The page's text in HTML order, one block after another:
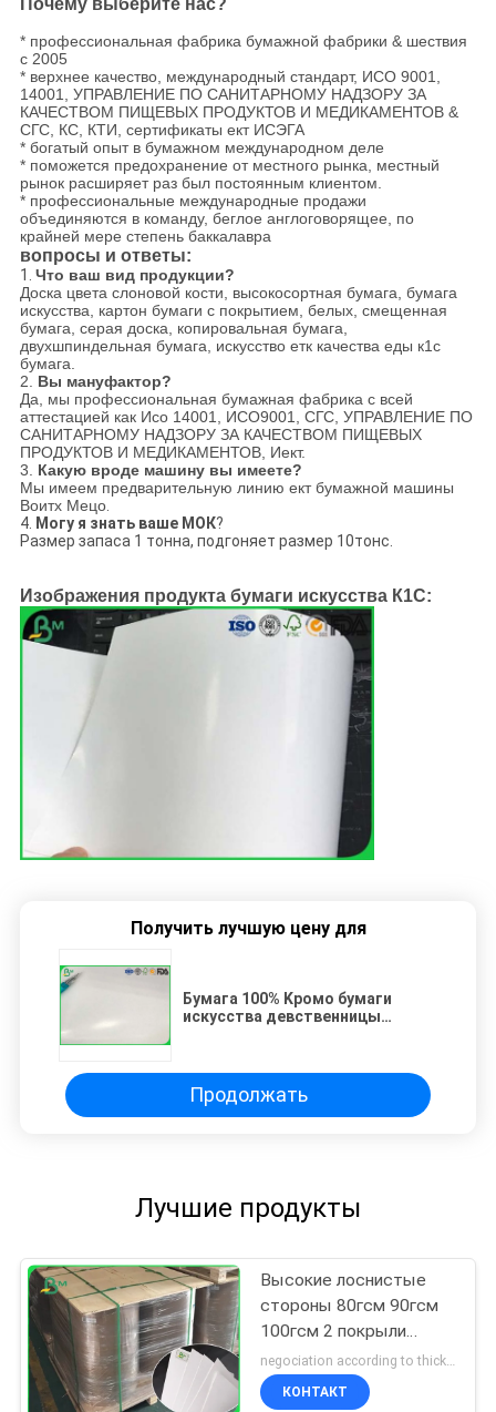
Почему выберите нас?
* профессиональная фабрика бумажной фабрики & шествия
с 2005
* верхнее качество, международный стандарт, ИСО 9001,
14001, УПРАВЛЕНИЕ ПО САНИТАРНОМУ НАДЗОРУ ЗА
КАЧЕСТВОМ ПИЩЕВЫХ ПРОДУКТОВ И МЕДИКАМЕНТОВ &
СГС, КС, КТИ, сертификаты ект ИСЭГА
* богатый опыт в бумажном международном деле
* поможется предохранение от местного рынка, местный
рынок расширяет раз был постоянным клиентом.
* профессиональные международные продажи
объединяются в команду, беглое англоговорящее, по
крайней мере степень баккалавра
вопросы и ответы:
1. Что ваш вид продукции?
Доска цвета слоновой кости, высокосортная бумага, бумага
искусства, картон бумаги с покрытием, белых, смещенная
бумага, серая доска, копировальная бумага,
двухшпиндельная бумага, искусство етк качества еды к1с
бумага.
2. Вы мануфактор?
Да, мы профессиональная бумажная фабрика с всей
аттестацией как Исо 14001, ИСО9001, СГС, УПРАВЛЕНИЕ ПО
САНИТАРНОМУ НАДЗОРУ ЗА КАЧЕСТВОМ ПИЩЕВЫХ
ПРОДУКТОВ И МЕДИКАМЕНТОВ, Иект.
3. Какую вроде машину вы имеете?
Мы имеем предварительную линию ект бумажной машины
Воитх Мецо.
4. Могу я знать ваше МОК?
Размер запаса 1 тонна, подгоняет размер 10тонс.
Изображения продукта бумаги искусства К1С:
Получить лучшую цену для
Бумага 100% Kромо бумаги
искусства девственницы
Продолжать
Лучшие продукты
Высокие лоснистые
стороны 80гсм 90гсм
100гсм 2 покрыли
бумагу 79 * 109км Куче
для сумки
negociation according to thickness,size and quantity MOQ:1 тонна для общего размера & 10 тонн для особенного размера
КОНТАКТ